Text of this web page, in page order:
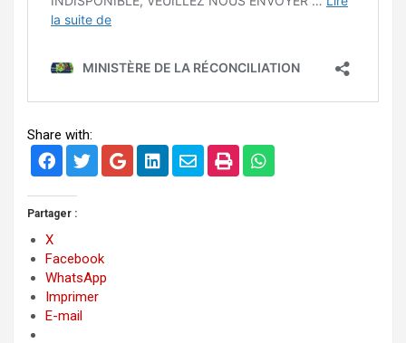
Share with:
Partager :
X
Facebook
WhatsApp
Imprimer
E-mail